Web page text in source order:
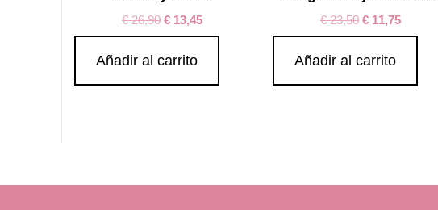
€26,90 € 13,45
Añadir al carrito
€23,50 €11,75
Añadir al carrito